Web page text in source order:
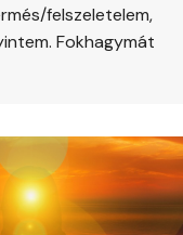
felszeletelem,
Fokhagymát